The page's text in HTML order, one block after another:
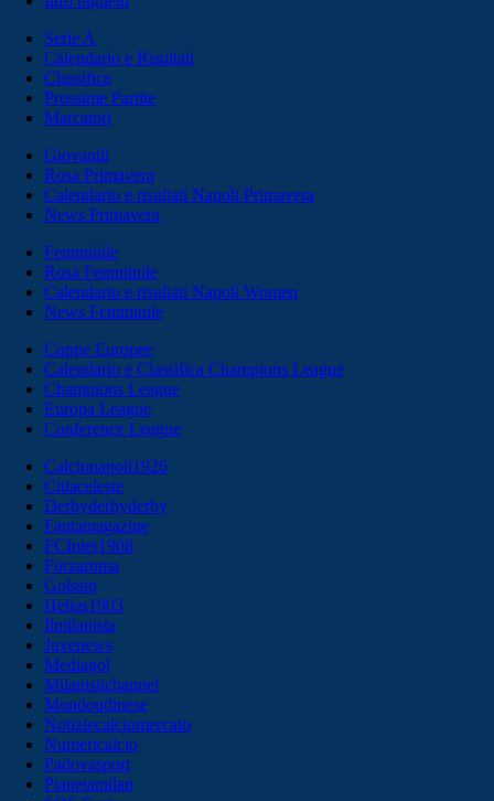
Serie A
Calendario e Risultati
Classifica
Prossime Partite
Marcatori
Giovanili
Rosa Primavera
Calendario e risultati Napoli Primavera
News Primavera
Femminile
Rosa Femminile
Calendario e risultati Napoli Women
News Femminile
Coppe Europee
Calendario e Classifica Champions League
Champions League
Europa League
Conference League
Calcionapoli1926
Cittaceleste
Derbyderbyderby
Fantamagazine
FCInter1908
Forzaroma
Golssip
Hellas1903
Ilmilanista
Juvenews
Mediagol
Milanistichannel
Mondoudinese
Notiziecalciomercato
Numericalcio
Padovasport
Pianetamilan